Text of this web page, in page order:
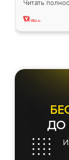
два года,
Читать
ДО